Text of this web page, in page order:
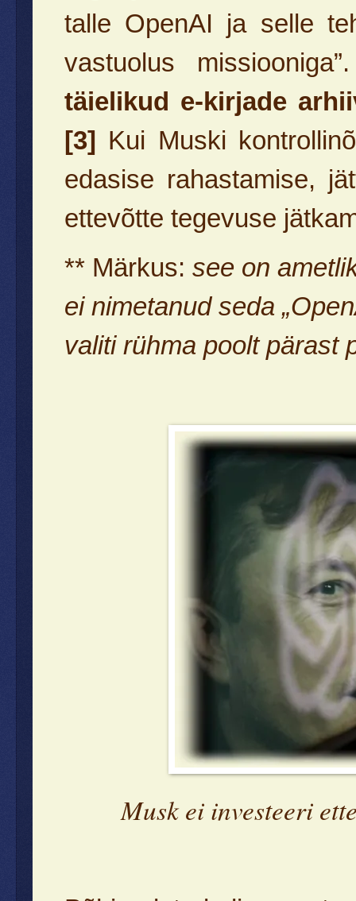
talle OpenAI ja selle
vastuolus
täielikud e-kirjade
[3] Kui Muski
edasise rahastamise,
ettevõtte tegevuse
** Märkus: see on
ei nimetanud seda
valiti rühma poolt pärast
Musk ei investeeri